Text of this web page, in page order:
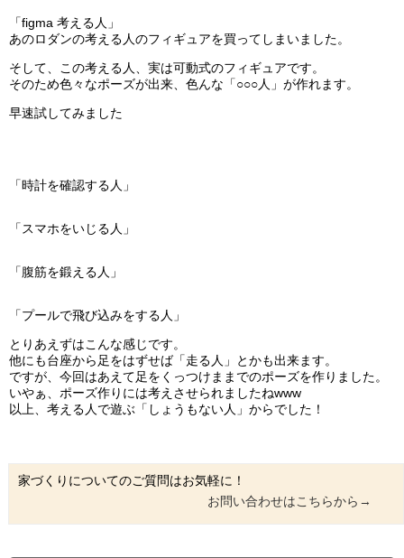
「figma 考える人」
あのロダンの考える人のフィギュアを買ってしまいました。
そして、この考える人、実は可動式のフィギュアです。
そのため色々なポーズが出来、色んな「○○○人」が作れます。
早速試してみました
「時計を確認する人」
「スマホをいじる人」
「腹筋を鍛える人」
「プールで飛び込みをする人」
とりあえずはこんな感じです。
他にも台座から足をはずせば「走る人」とかも出来ます。
ですが、今回はあえて足をくっつけままでのポーズを作りました。
いやぁ、ポーズ作りには考えさせられましたねwww
以上、考える人で遊ぶ「しょうもない人」からでした！
家づくりについてのご質問はお気軽に！
お問い合わせはこちらから→